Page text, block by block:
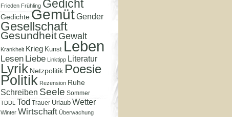
Frieden Frühling Gedicht
Gedichte GemütGender
Gesellschaft
Gesundheit Gewalt
Krankheit Krieg Kunst Leben
Lesen Liebe Linktipp Literatur
Lyrik Netzpolitik Poesie
Politik Rezension Ruhe
Schreiben Seele Sommer
TDDL Tod Trauer Urlaub Wetter
Winter Wirtschaft Überwachung